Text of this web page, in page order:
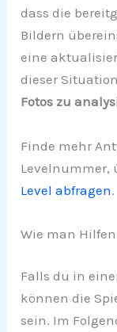
dass die
Bildern
eine
dieser
Fotos zu
Finde mehr
Levelnummer,
Level abfragen.
Wie man
Falls du in
können die
sein. Im